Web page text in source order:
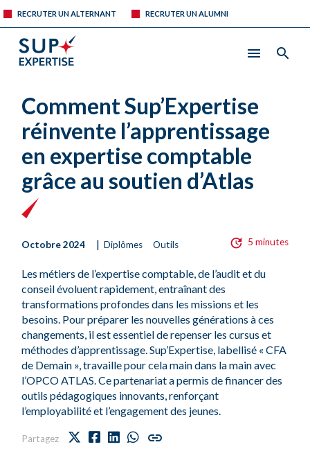
RECRUTER UN ALTERNANT RECRUTER UN ALUMNI
Comment Sup’Expertise
réinvente l’apprentissage
en expertise comptable
grâce au soutien d’Atlas
Octobre 2024 |Diplômes Outils 5 minutes
Les métiers de l’expertise comptable, de l’audit et du
conseil évoluent rapidement, entraînant des
transformations profondes dans les missions et les
besoins. Pour préparer les nouvelles générations à ces
changements, il est essentiel de repenser les cursus et
méthodes d’apprentissage. Sup’Expertise, labellisé « CFA
de Demain », travaille pour cela main dans la main avec
l’OPCO ATLAS. Ce partenariat a permis de financer des
outils pédagogiques innovants, renforçant
l’employabilité et l’engagement des jeunes.
Partagez